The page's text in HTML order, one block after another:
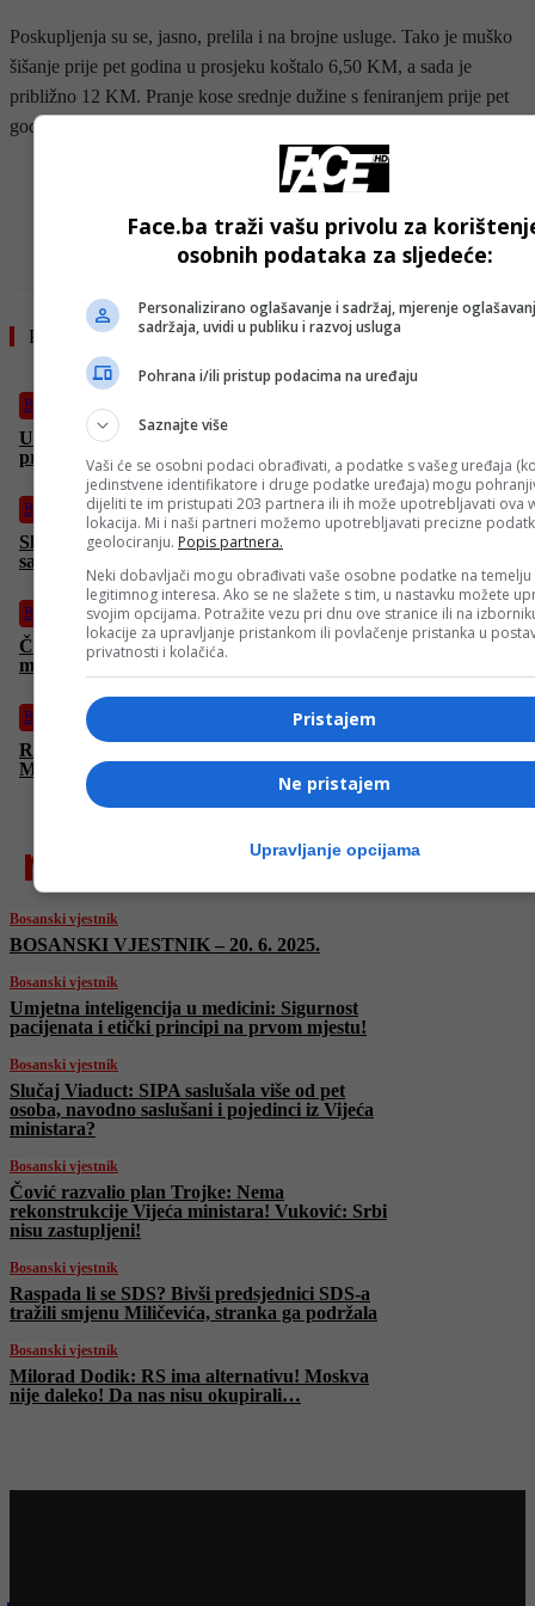
Poskupljenja su se, jasno, prelila i na brojne usluge. Tako je muško
šišanje prije pet godina u prosjeku koštalo 6,50 KM, a sada je
približno 12 KM. Pranje kose srednje dužine s feniranjem prije pet
godina je koštalo 10 KM, a sada od 12,50 do 20 KM.
- OGLAS -
Pročitajte još
Bosanski vjestnik
Umjetna inteligencija u medicini: Sigurnost pacijenata i etički
principi na prvom mjestu!
Bosanski vjestnik
Slučaj Viaduct: SIPA saslušala više od pet osoba, navodno
saslušani i pojedinci iz Vijeća ministara?
Bosanski vjestnik
Čović razvalio plan Trojke: Nema rekonstrukcije Vijeća
ministara! Vuković: Srbi nisu zastupljeni!
Bosanski vjestnik
Raspada li se SDS? Bivši predsjednici SDS-a tražili smjenu
Miličevića, stranka ga podržala
najnovije
Bosanski vjestnik
BOSANSKI VJESTNIK – 20. 6. 2025.
Bosanski vjestnik
Umjetna inteligencija u medicini: Sigurnost
pacijenata i etički principi na prvom mjestu!
Bosanski vjestnik
Slučaj Viaduct: SIPA saslušala više od pet
osoba, navodno saslušani i pojedinci iz Vijeća
ministara?
Bosanski vjestnik
Čović razvalio plan Trojke: Nema
rekonstrukcije Vijeća ministara! Vuković: Srbi
nisu zastupljeni!
Bosanski vjestnik
Raspada li se SDS? Bivši predsjednici SDS-a
tražili smjenu Miličevića, stranka ga podržala
Bosanski vjestnik
Milorad Dodik: RS ima alternativu! Moskva
nije daleko! Da nas nisu okupirali…
Face.ba traži vašu privolu za
osobnih podataka za sljedeće:
Personalizirano oglašavanje i sadržaj, mjerenje
sadržaja, uvidi u publiku i razvoj usluga
Pohrana i/ili pristup podacima na uređaju
Saznajte više
Vaši će se osobni podaci obrađivati, a podatke s vašeg uređaja
jedinstvene identifikatore i druge podatke uređaja) mogu
dijeliti te im pristupati 203 partnera ili ih može upotrebljavati ova
lokacija. Mi i naši partneri možemo upotrebljavati precizne
geolociranju. Popis partnera.
Neki dobavljači mogu obrađivati vaše osobne podatke na temelju
legitimnog interesa. Ako se ne slažete s tim, u nastavku možete
svojim opcijama. Potražite vezu pri dnu ove stranice ili na
lokacije za upravljanje pristankom ili povlačenje pristanka u
privatnosti i kolačića.
Pristajem
Ne pristajem
Upravljanje opcijama